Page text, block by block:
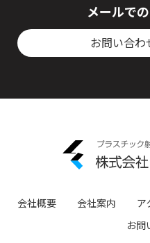
メールで
お問い合わ
会社概要 会社案内 ア
お問